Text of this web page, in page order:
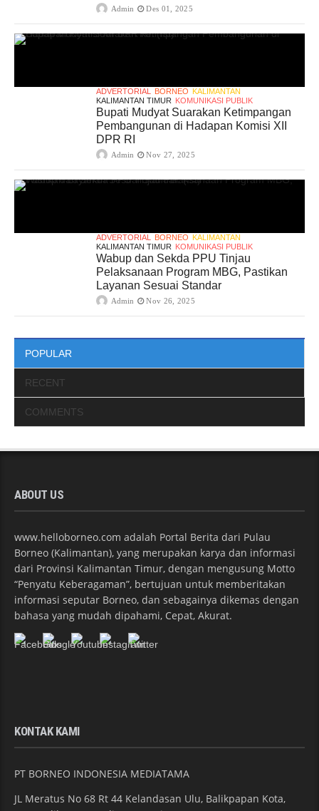
Admin Des 01, 2025
ADVERTORIAL BORNEO KALIMANTAN
KALIMANTAN TIMUR KOMUNIKASI PUBLIK
Bupati Mudyat Suarakan Ketimpangan
Pembangunan di Hadapan Komisi XII
DPR RI
Admin Nov 27, 2025
ADVERTORIAL BORNEO KALIMANTAN
KALIMANTAN TIMUR KOMUNIKASI PUBLIK
Wabup dan Sekda PPU Tinjau
Pelaksanaan Program MBG, Pastikan
Layanan Sesuai Standar
Admin Nov 26, 2025
POPULAR
RECENT
COMMENTS
ABOUT US
www.helloborneo.com adalah Portal Berita dari Pulau
Borneo (Kalimantan), yang merupakan karya dan informasi
dari Provinsi Kalimantan Timur, dengan mengusung Motto
“Penyatu Keberagaman”, bertujuan untuk memberitakan
informasi seputar Borneo, dan sebagainya dikemas dengan
bahasa yang mudah dipahami, Cepat, Akurat.
KONTAK KAMI
PT BORNEO INDONESIA MEDIATAMA
JL Meratus No 68 Rt 44 Kelandasan Ulu, Balikpapan Kota,